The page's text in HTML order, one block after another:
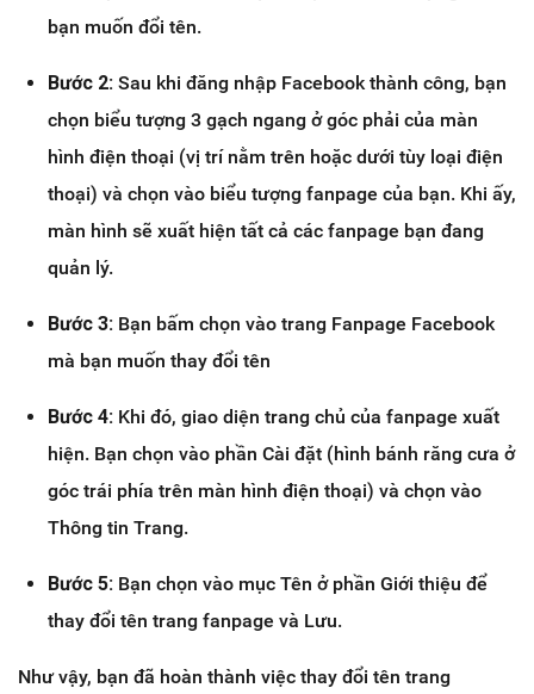
bạn muốn đổi tên.
Bước 2: Sau khi đăng nhập Facebook thành công, bạn
chọn biểu tượng 3 gạch ngang ở góc phải của màn
hình điện thoại (vị trí nằm trên hoặc dưới tùy loại điện
thoại) và chọn vào biểu tượng fanpage của bạn. Khi ấy,
màn hình sẽ xuất hiện tất cả các fanpage bạn đang
quản lý.
Bước 3: Bạn bấm chọn vào trang Fanpage Facebook
mà bạn muốn thay đổi tên
Bước 4: Khi đó, giao diện trang chủ của fanpage xuất
hiện. Bạn chọn vào phần Cài đặt (hình bánh răng cưa ở
góc trái phía trên màn hình điện thoại) và chọn vào
Thông tin Trang.
Bước 5: Bạn chọn vào mục Tên ở phần Giới thiệu để
thay đổi tên trang fanpage và Lưu.
Như vậy, bạn đã hoàn thành việc thay đổi tên trang